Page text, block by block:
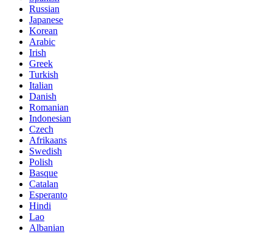
Russian
Japanese
Korean
Arabic
Irish
Greek
Turkish
Italian
Danish
Romanian
Indonesian
Czech
Afrikaans
Swedish
Polish
Basque
Catalan
Esperanto
Hindi
Lao
Albanian